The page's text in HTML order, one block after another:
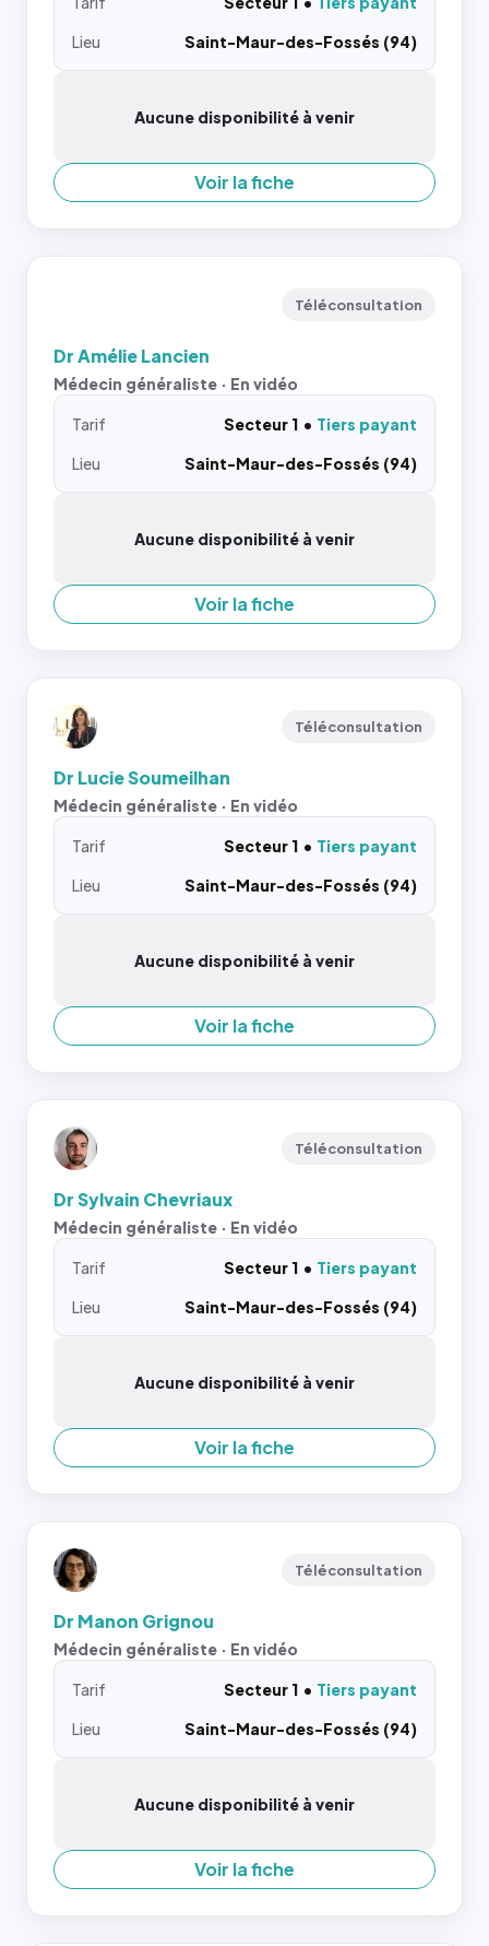
Lieu
Saint-Maur-des-Fossés (94)
Aucune disponibilité à venir
Voir la fiche
Téléconsultation
Dr Amélie Lancien
Médecin généraliste · En vidéo
Tarif Secteur 1
Tiers payant
Lieu
Saint-Maur-des-Fossés (94)
Aucune disponibilité à venir
Voir la fiche
Téléconsultation
Dr Lucie Soumeilhan
Médecin généraliste · En vidéo
Tarif Secteur 1
Tiers payant
Lieu
Saint-Maur-des-Fossés (94)
Aucune disponibilité à venir
Voir la fiche
Téléconsultation
Dr Sylvain Chevriaux
Médecin généraliste · En vidéo
Tarif Secteur 1
Tiers payant
Lieu
Saint-Maur-des-Fossés (94)
Aucune disponibilité à venir
Voir la fiche
Téléconsultation
Dr Manon Grignou
Médecin généraliste · En vidéo
Tarif Secteur 1
Tiers payant
Lieu
Saint-Maur-des-Fossés (94)
Aucune disponibilité à venir
Voir la fiche